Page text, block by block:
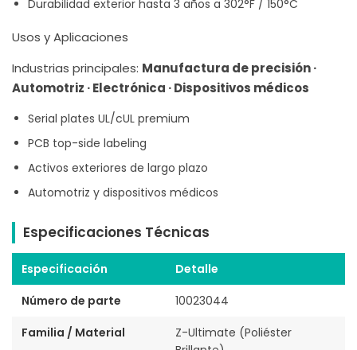
Durabilidad exterior hasta 3 años a 302°F / 150°C
Usos y Aplicaciones
Industrias principales: Manufactura de precisión ·
Automotriz · Electrónica · Dispositivos médicos
Serial plates UL/cUL premium
PCB top-side labeling
Activos exteriores de largo plazo
Automotriz y dispositivos médicos
Especificaciones Técnicas
Especificación
Detalle
Número de parte
10023044
Familia / Material
Z-Ultimate (Poliéster